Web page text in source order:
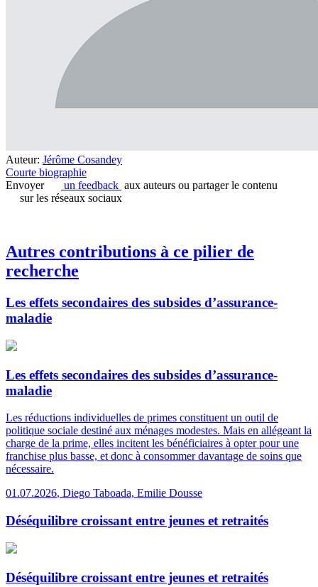
Auteur: Jérôme Cosandey
Courte biographie
Envoyer
un feedback aux auteurs ou partager le contenu
sur les réseaux sociaux
Autres contributions à ce pilier de
recherche
Les effets secondaires des subsides d’assurance-
maladie
Les effets secondaires des subsides d’assurance-
maladie
Les réductions individuelles de primes constituent un outil de
politique sociale destiné aux ménages modestes. Mais en allégeant la
charge de la prime, elles incitent les bénéficiaires à opter pour une
franchise plus basse, et donc à consommer davantage de soins que
nécessaire.
01.07.2026, Diego Taboada, Emilie Dousse
Déséquilibre croissant entre jeunes et retraités
Déséquilibre croissant entre jeunes et retraités